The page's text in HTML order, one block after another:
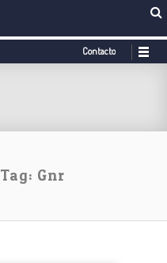
Contacto
Gnr